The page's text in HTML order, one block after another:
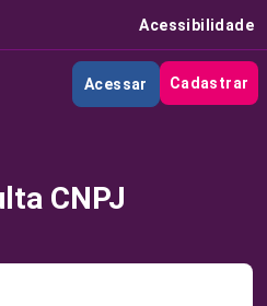
Acessibilidade
Acessar Cadastrar
CNPJ